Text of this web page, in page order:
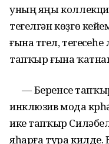
уның яңы
тегелгән көҙгө
ғына түгел,
тапҡыр ғына
— Беренсе
инклюзив мода
ике тапҡыр
яһарға тура